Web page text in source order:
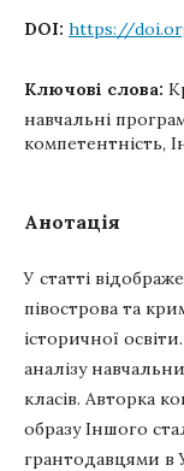
DOI: https://
Ключові слова:
навчальні
компетентність,
Анотація
У статті
півострова та
історичної
аналізу
класів. Авторка
образу Іншого
грантодавцями в